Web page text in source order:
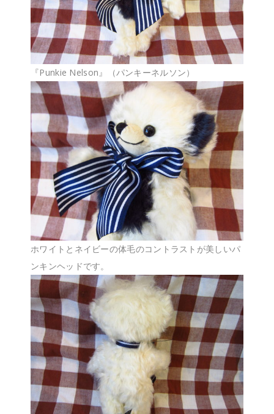
『Punkie Nelson』（パンキーネルソン）
ホワイトとネイビーの体毛のコントラストが美しいパ
ンキンヘッドです。